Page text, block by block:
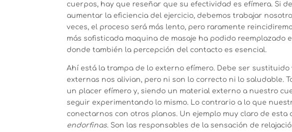
cuerpos, hay que reseñar que su efectividad es efímera. Si
aumentar la eficiencia del ejercicio, debemos trabajar
veces, el proceso será más lento, pero raramente
más sofisticada maquina de masaje ha podido reemplazado
donde también la percepción del contacto es esencial.
Ahí está la trampa de lo externo efímero. Debe ser
externas nos alivian, pero ni son lo correcto ni lo saludable.
un placer efímero y, siendo un material externo a nuestro
seguir experimentando lo mismo. Lo contrario a lo que
conectarnos con otros planos. Un ejemplo muy claro de
endorfinas. Son las responsables de la sensación de